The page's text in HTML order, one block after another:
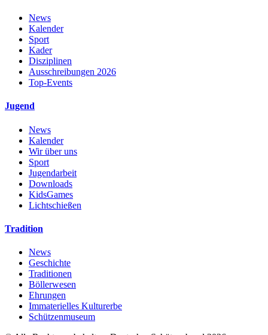
News
Kalender
Sport
Kader
Disziplinen
Ausschreibungen 2026
Top-Events
Jugend
News
Kalender
Wir über uns
Sport
Jugendarbeit
Downloads
KidsGames
Lichtschießen
Tradition
News
Geschichte
Traditionen
Böllerwesen
Ehrungen
Immaterielles Kulturerbe
Schützenmuseum